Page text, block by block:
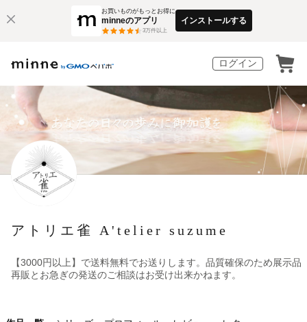
お買いものがもっとお得に
minneのアプリ
3万件以上
インストールする
ログイン
アトリエ雀 A'telier suzume
【3000円以上】で送料無料でお送りします。品質確保のため展示品
再販とお急ぎの発送のご相談はお受け出来かねます。